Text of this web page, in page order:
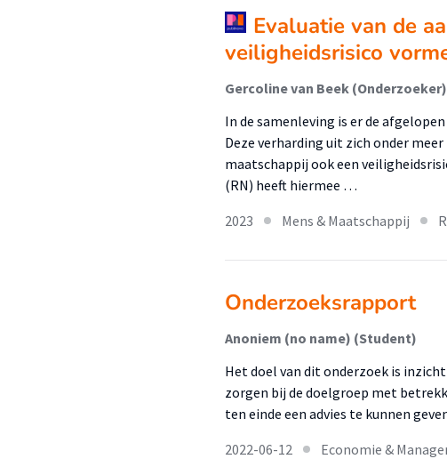
Evaluatie van de
veiligheidsrisico
In de samenleving is er de
Deze verharding uit zich onder
maatschappij ook een
(RN) heeft hiermee …
2023
Mens & Maatschappij
Onderzoeksrapport
Anoniem (no name) (Student)
Het doel van dit onderzoek is
zorgen bij de doelgroep met
ten einde een advies te kunnen
2022-06-12
Economie &